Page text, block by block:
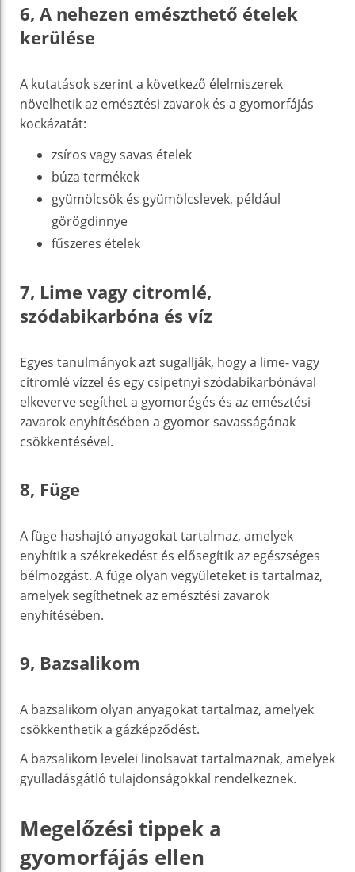
6, A nehezen emészthető ételek
kerülése
A kutatások szerint a következő élelmiszerek
növelhetik az emésztési zavarok és a gyomorfájás
kockázatát:
zsíros vagy savas ételek
búza termékek
gyümölcsök és gyümölcslevek, például
görögdinnye
fűszeres ételek
7, Lime vagy citromlé,
szódabikarbóna és víz
Egyes tanulmányok azt sugallják, hogy a lime- vagy
citromlé vízzel és egy csipetnyi szódabikarbónával
elkeverve segíthet a gyomorégés és az emésztési
zavarok enyhítésében a gyomor savasságának
csökkentésével.
8, Füge
A füge hashajtó anyagokat tartalmaz, amelyek
enyhítik a székrekedést és elősegítik az egészséges
bélmozgást. A füge olyan vegyületeket is tartalmaz,
amelyek segíthetnek az emésztési zavarok
enyhítésében.
9, Bazsalikom
A bazsalikom olyan anyagokat tartalmaz, amelyek
csökkenthetik a gázképződést.
A bazsalikom levelei linolsavat tartalmaznak, amelyek
gyulladásgátló tulajdonságokkal rendelkeznek.
Megelőzési tippek a
gyomorfájás ellen